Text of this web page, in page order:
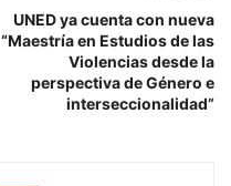
UNED ya cuenta con nueva
“Maestría en Estudios de las
Violencias desde la
perspectiva de Género e
interseccionalidad”